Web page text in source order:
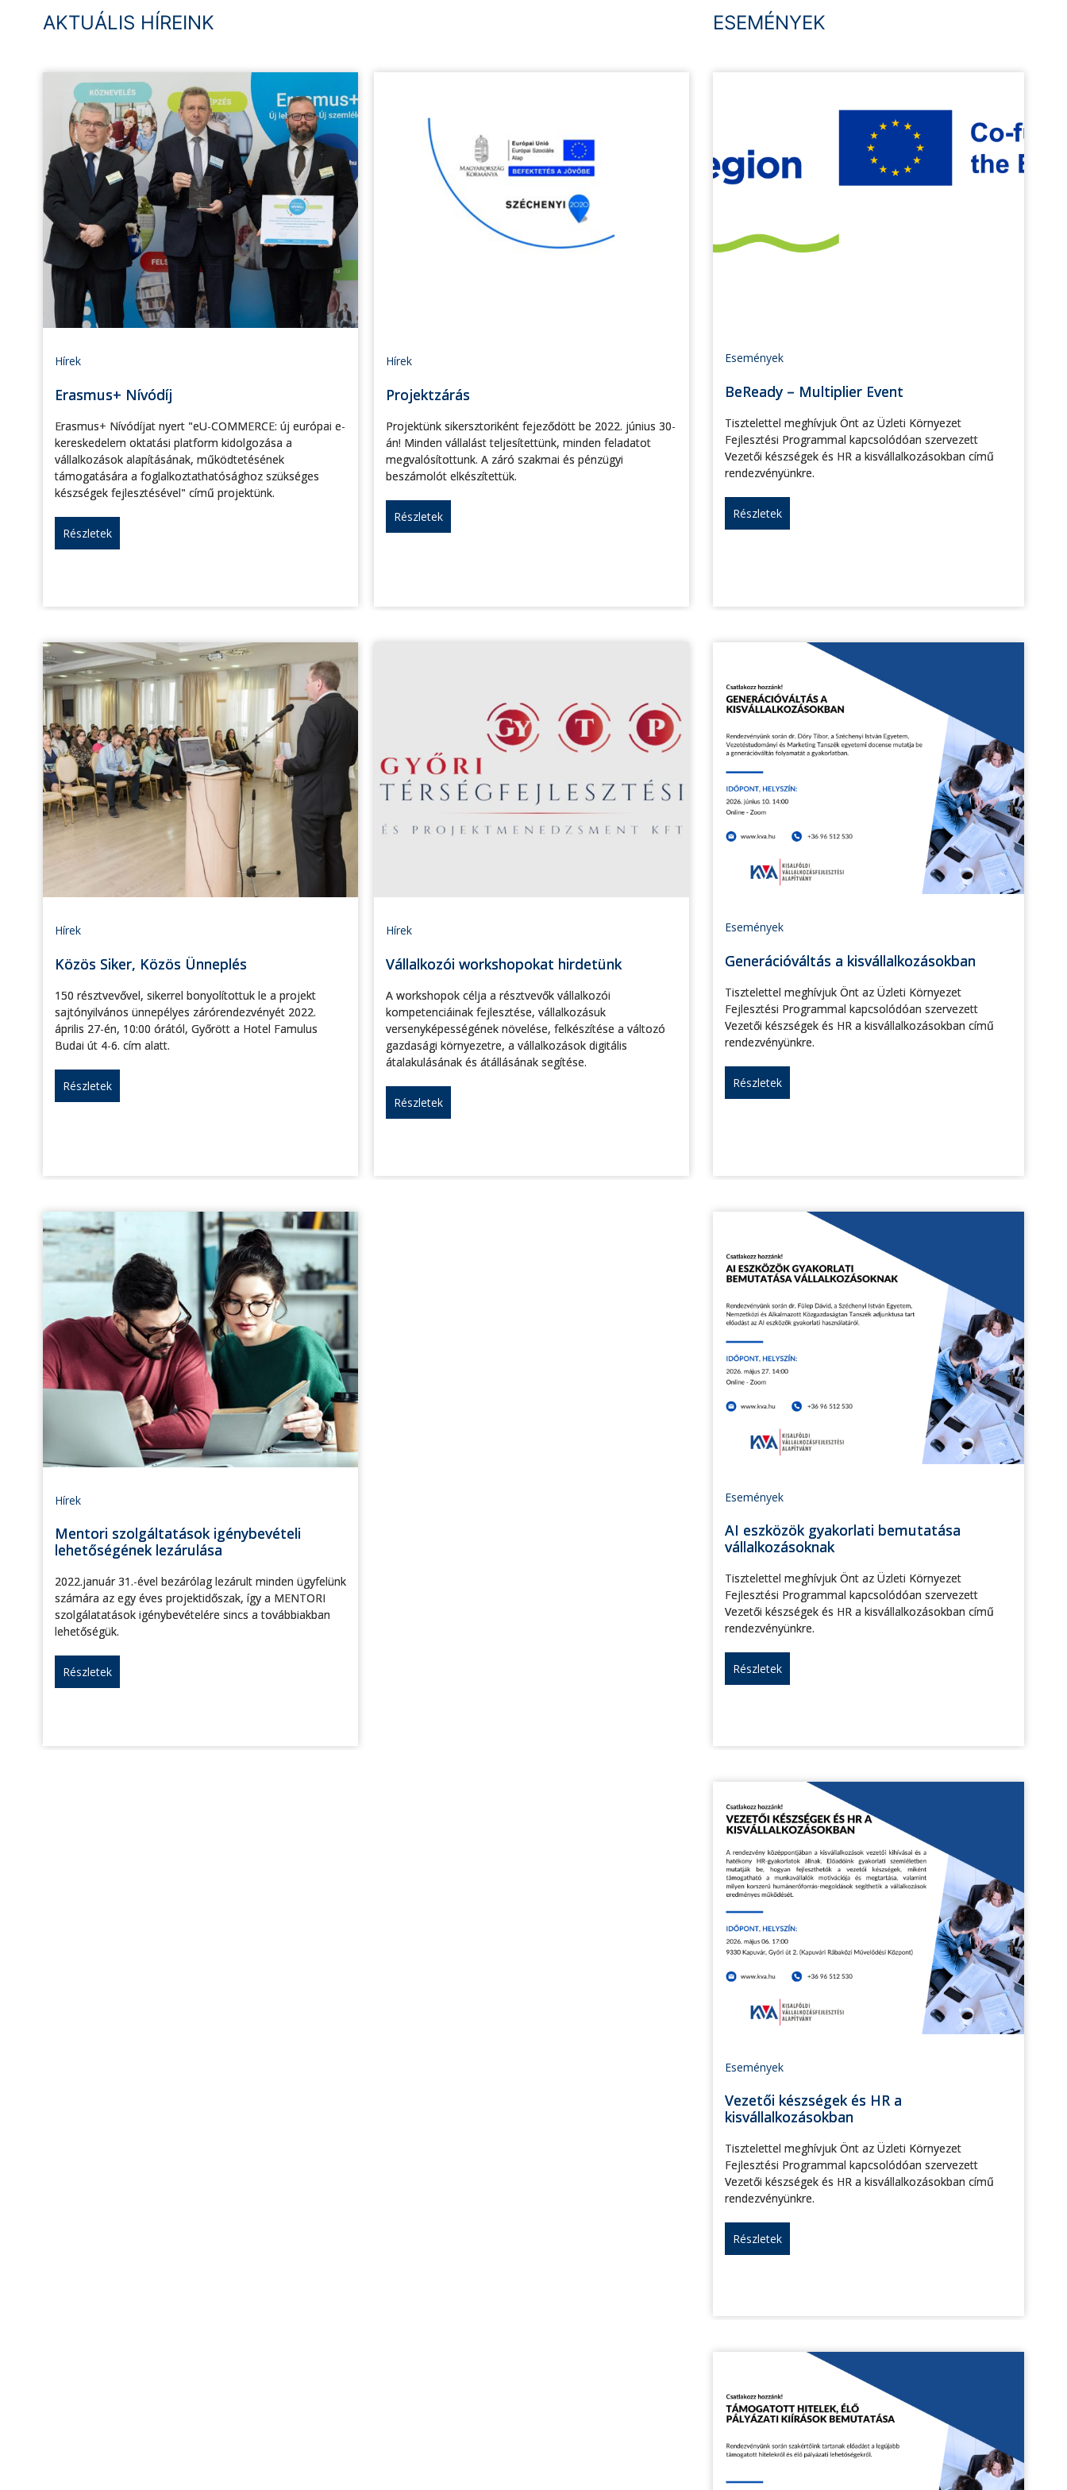
AKTUÁLIS HÍREINK
Hírek
Erasmus+ Nívódíj
Erasmus+ Nívódíjat nyert "eU-COMMERCE: új európai e-
kereskedelem oktatási platform kidolgozása a
vállalkozások alapításának, működtetésének
támogatására a foglalkoztathatósághoz szükséges
készségek fejlesztésével" című projektünk.
Részletek
Hírek
Projektzárás
Projektünk sikersztoriként fejeződött be 2022. június 30-
án! Minden vállalást teljesítettünk, minden feladatot
megvalósítottunk. A záró szakmai és pénzügyi
beszámolót elkészítettük.
Részletek
Hírek
Közös Siker, Közös Ünneplés
150 résztvevővel, sikerrel bonyolítottuk le a projekt
sajtónyilvános ünnepélyes zárórendezvényét 2022.
április 27-én, 10:00 órától, Győrött a Hotel Famulus
Budai út 4-6. cím alatt.
Részletek
Hírek
Vállalkozói workshopokat hirdetünk
A workshopok célja a résztvevők vállalkozói
kompetenciáinak fejlesztése, vállalkozásuk
versenyképességének növelése, felkészítése a változó
gazdasági környezetre, a vállalkozások digitális
átalakulásának és átállásának segítése.
Részletek
Hírek
Mentori szolgáltatások igénybevételi
lehetőségének lezárulása
2022.január 31.-ével bezárólag lezárult minden ügyfelünk
számára az egy éves projektidőszak, így a MENTORI
szolgálatatások igénybevételére sincs a továbbiakban
lehetőségük.
Részletek
ESEMÉNYEK
Események
BeReady – Multiplier Event
Tisztelettel meghívjuk Önt az Üzleti Környezet
Fejlesztési Programmal kapcsolódóan szervezett
Vezetői készségek és HR a kisvállalkozásokban című
rendezvényünkre.
Részletek
Események
Generációváltás a kisvállalkozásokban
Tisztelettel meghívjuk Önt az Üzleti Környezet
Fejlesztési Programmal kapcsolódóan szervezett
Vezetői készségek és HR a kisvállalkozásokban című
rendezvényünkre.
Részletek
Események
AI eszközök gyakorlati bemutatása
vállalkozásoknak
Tisztelettel meghívjuk Önt az Üzleti Környezet
Fejlesztési Programmal kapcsolódóan szervezett
Vezetői készségek és HR a kisvállalkozásokban című
rendezvényünkre.
Részletek
Események
Vezetői készségek és HR a
kisvállalkozásokban
Tisztelettel meghívjuk Önt az Üzleti Környezet
Fejlesztési Programmal kapcsolódóan szervezett
Vezetői készségek és HR a kisvállalkozásokban című
rendezvényünkre.
Részletek